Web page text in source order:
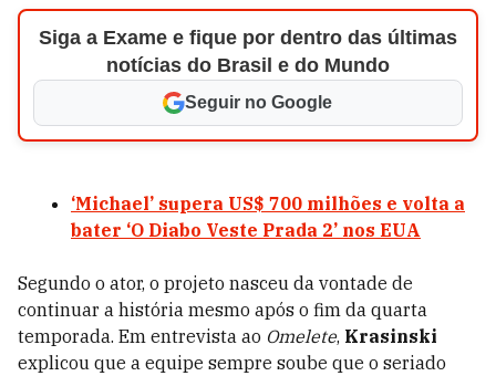
Siga a Exame e fique por dentro das últimas
notícias do Brasil e do Mundo
Seguir no Google
‘Michael’ supera US$ 700 milhões e volta a
bater ‘O Diabo Veste Prada 2’ nos EUA
Segundo o ator, o projeto nasceu da vontade de
continuar a história mesmo após o fim da quarta
temporada. Em entrevista ao Omelete, Krasinski
explicou que a equipe sempre soube que o seriado